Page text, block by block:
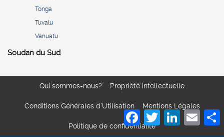
Tonga
Tuvalu
Vanuatu
Soudan du Sud
Qui sommes-nous? Propriété intellectuelle
Conditions Générales d’Utilisation Mentions Légales
Politique de confidentialité
FacebookTwitter LinkedInEmail